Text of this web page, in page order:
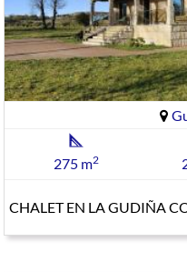
275 m2
CHALET EN LA GUDIÑA